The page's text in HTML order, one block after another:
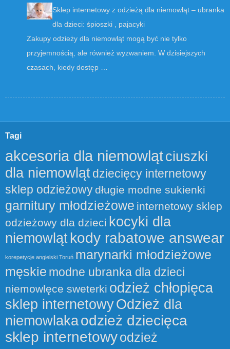
Sklep internetowy z odzieżą dla niemowląt – ubranka
dla dzieci: śpioszki , pajacyki
Zakupy odzieży dla niemowląt mogą być nie tylko
przyjemnością, ale również wyzwaniem. W dzisiejszych
czasach, kiedy dostęp …
Tagi
akcesoria dla niemowlątciuszki
dla niemowlątdziecięcy internetowy
sklep odzieżowy długie modne sukienki
garnitury młodzieżowe internetowy sklep
odzieżowy dla dzieci kocyki dla
niemowląt kody rabatowe answear
korepetycje angielski Toruń marynarki młodzieżowe
męskie modne ubranka dla dzieci
niemowlęce sweterki odzież chłopięca
sklep internetowyOdzież dla
niemowlakaodzież dziecięca
sklep internetowyodzież